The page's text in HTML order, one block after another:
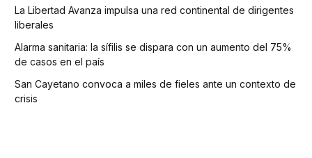
La Libertad Avanza impulsa una red continental de dirigentes
liberales
Alarma sanitaria: la sífilis se dispara con un aumento del 75%
de casos en el país
San Cayetano convoca a miles de fieles ante un contexto de
crisis